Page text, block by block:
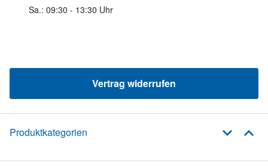
Sa.: 09:30 - 13:30 Uhr
Vertrag widerrufen
Produktkategorien